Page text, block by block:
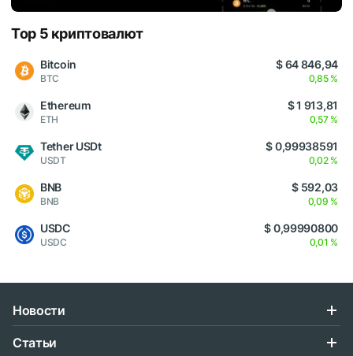
Top 5 криптовалют
Bitcoin
BTC
$ 64 846,94
0,85 %
Ethereum
ETH
$ 1 913,81
0,57 %
Tether USDt
USDT
$ 0,99938591
0,02 %
BNB
BNB
$ 592,03
0,09 %
USDC
USDC
$ 0,99990800
0,01 %
Новости
Статьи